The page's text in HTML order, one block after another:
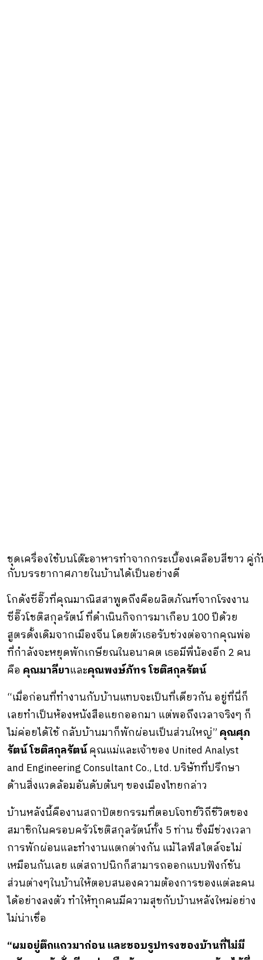
ชุดเครื่องใช้บนโต๊ะอาหารทําจากกระเบื้องเคลือบสีขาว
กับบรรยากาศภายในบ้านได้เป็นอย่างดี
โกดังซีอิ๊วที่คุณมาณิสสาพูดถึงคือผลิตภัณฑ์จากโรงงาน
ซีอิ๊วโชติสกุลรัตน์ ที่ดําเนินกิจการมาเกือบ 100 ปีด้วย
สูตรดั้งเดิมจากเมืองจีน โดยตัวเธอรับช่วงต่อจากคุณพ่อ
ที่กําลังจะหยุดพักเกษียณในอนาคต เธอมีพี่น้องอีก 2 คน
คือ คุณมาลียาและคุณพงษ์ภัทร โชติสกุลรัตน์
“เมื่อก่อนที่ทํางานกับบ้านแทบจะเป็นที่เดียวกัน อยู่ที่นี่ก็
เลยทําเป็นห้องหนังสือแยกออกมา แต่พอถึงเวลาจริงๆ ก็
ไม่ค่อยได้ใช้ กลับบ้านมาก็พักผ่อนเป็นส่วนใหญ่”คุณศุภ
รัตน์ โชติสกุลรัตน์คุณแม่และเจ้าของ United Analyst
and Engineering Consultant Co., Ltd. บริษัทที่ปรึกษา
ด้านสิ่งแวดล้อมอันดับต้นๆ ของเมืองไทยกล่าว
บ้านหลังนี้คืองานสถาปัตยกรรมที่ตอบโจทย์วิถีชีวิตของ
สมาชิกในครอบครัวโชติสกุลรัตน์ทั้ง 5 ท่าน ซึ่งมีช่วงเวลา
การพักผ่อนและทํางานแตกต่างกัน แม้ไลฟ์สไตล์จะไม่
เหมือนกันเลย แต่สถาปนิกก็สามารถออกแบบฟังก์ชัน
ส่วนต่างๆในบ้านให้ตอบสนองความต้องการของแต่ละคน
ได้อย่างลงตัว ทําให้ทุกคนมีความสุขกับบ้านหลังใหม่อย่าง
ไม่น่าเชื่อ
“ผมอยู่ตึกแถวมาก่อน และชอบรูปทรงของบ้านที่ไม่มี